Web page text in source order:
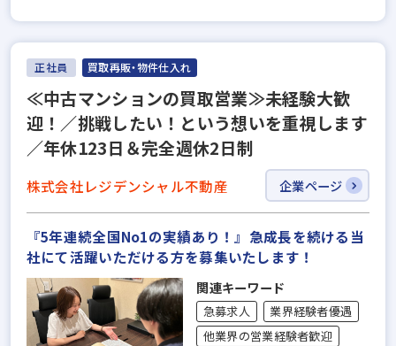
正社員 買取再販・物件仕入れ
≪中古マンションの買取営業≫未経験大歓
迎！／挑戦したい！という想いを重視します
／年休123日＆完全週休2日制
株式会社レジデンシャル不動産 企業ページ
『5年連続全国No1の実績あり！』急成長を続ける当
社にて活躍いただける方を募集いたします！
関連キーワード
急募求人
業界経験者優遇
他業界の営業経験者歓迎